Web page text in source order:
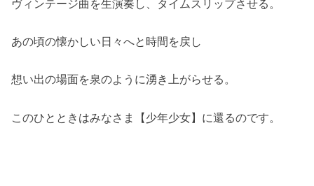
ヴィンテージ曲を生演奏し、タイムスリップさせる。
あの頃の懐かしい日々へと時間を戻し
想い出の場面を泉のように湧き上がらせる。
このひとときはみなさま【少年少女】に還るのです。